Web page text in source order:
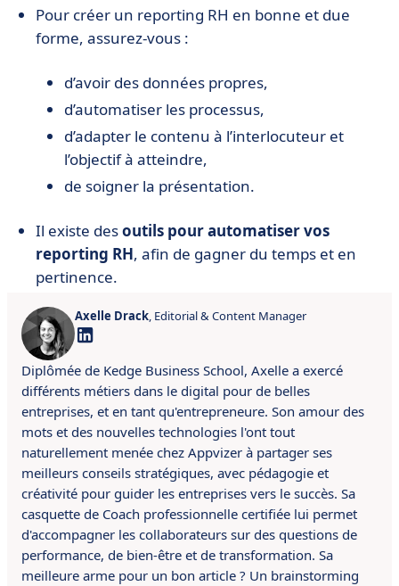
Pour créer un reporting RH en bonne et due
forme, assurez-vous :
d’avoir des données propres,
d’automatiser les processus,
d’adapter le contenu à l’interlocuteur et
l’objectif à atteindre,
de soigner la présentation.
Il existe desoutils pour automatiser vos
reporting RH, afin de gagner du temps et en
pertinence.
Axelle Drack, Editorial & Content Manager
Diplômée de Kedge Business School, Axelle a exercé
différents métiers dans le digital pour de belles
entreprises, et en tant qu'entrepreneure. Son amour des
mots et des nouvelles technologies l'ont tout
naturellement menée chez Appvizer à partager ses
meilleurs conseils stratégiques, avec pédagogie et
créativité pour guider les entreprises vers le succès. Sa
casquette de Coach professionnelle certifiée lui permet
d'accompagner les collaborateurs sur des questions de
performance, de bien-être et de transformation. Sa
meilleure arme pour un bon article ? Un brainstorming